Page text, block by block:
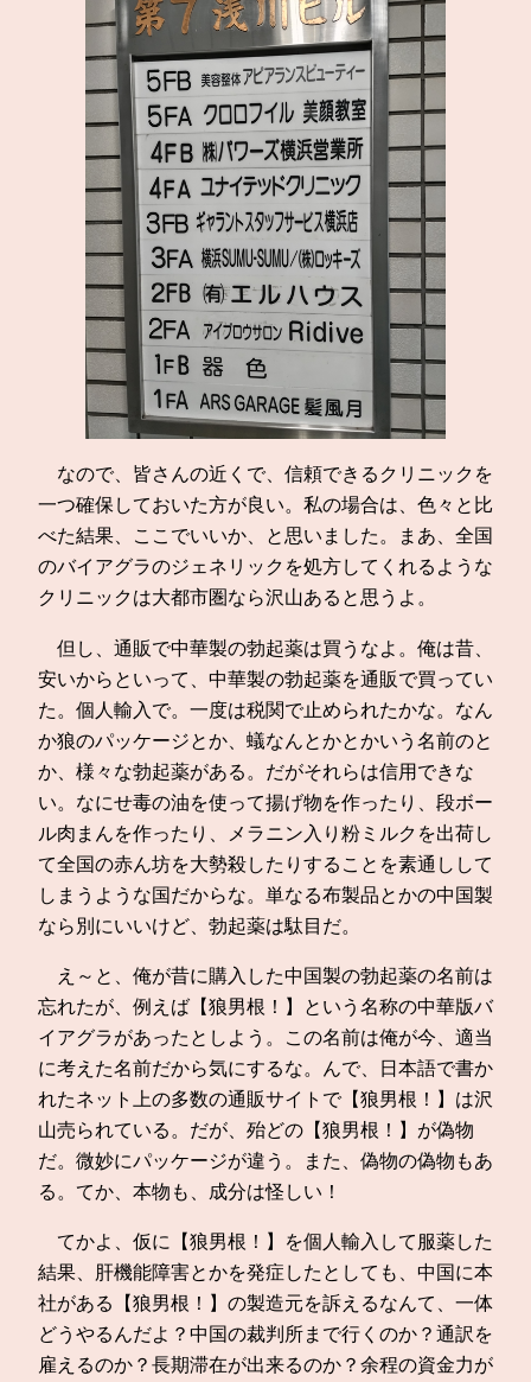
なので、皆さんの近くで、信頼できるクリニックを
一つ確保しておいた方が良い。私の場合は、色々と比
べた結果、ここでいいか、と思いました。まあ、全国
のバイアグラのジェネリックを処方してくれるような
クリニックは大都市圏なら沢山あると思うよ。
但し、通販で中華製の勃起薬は買うなよ。俺は昔、
安いからといって、中華製の勃起薬を通販で買ってい
た。個人輸入で。一度は税関で止められたかな。なん
か狼のパッケージとか、蟻なんとかとかいう名前のと
か、様々な勃起薬がある。だがそれらは信用できな
い。なにせ毒の油を使って揚げ物を作ったり、段ボー
ル肉まんを作ったり、メラニン入り粉ミルクを出荷し
て全国の赤ん坊を大勢殺したりすることを素通しして
しまうような国だからな。単なる布製品とかの中国製
なら別にいいけど、勃起薬は駄目だ。
え～と、俺が昔に購入した中国製の勃起薬の名前は
忘れたが、例えば【狼男根！】という名称の中華版バ
イアグラがあったとしよう。この名前は俺が今、適当
に考えた名前だから気にするな。んで、日本語で書か
れたネット上の多数の通販サイトで【狼男根！】は沢
山売られている。だが、殆どの【狼男根！】が偽物
だ。微妙にパッケージが違う。また、偽物の偽物もあ
る。てか、本物も、成分は怪しい！
てかよ、仮に【狼男根！】を個人輸入して服薬した
結果、肝機能障害とかを発症したとしても、中国に本
社がある【狼男根！】の製造元を訴えるなんて、一体
どうやるんだよ？中国の裁判所まで行くのか？通訳を
雇えるのか？長期滞在が出来るのか？余程の資金力が